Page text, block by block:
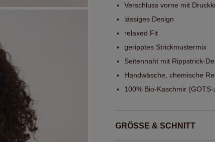
Verschluss vorne mit
lässiges Design
relaxed Fit
geripptes Strickmustermix
Seitennaht mit Rippstrick-
Handwäsche, chemische
100% Bio-Kaschmir
GRÖSSE & SCHNITT